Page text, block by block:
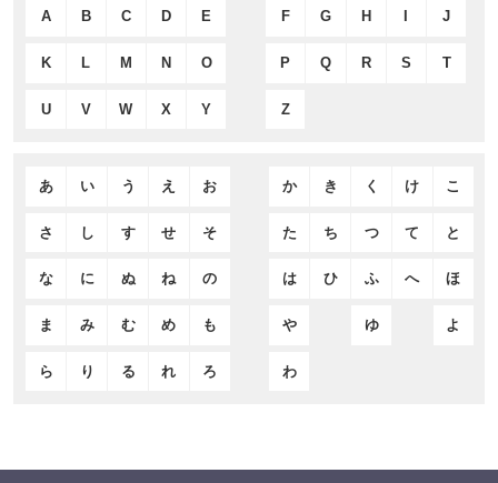
A B C D E F G H J
K L M N O P Q R S T
U V W X Y Z
あ い う え お か き く け こ
さ し す せ そ た ち つ て と
な に ぬ ね の は ひ ふ へ ほ
ま み む め も や ゆ よ
ら り る れ ろ わ